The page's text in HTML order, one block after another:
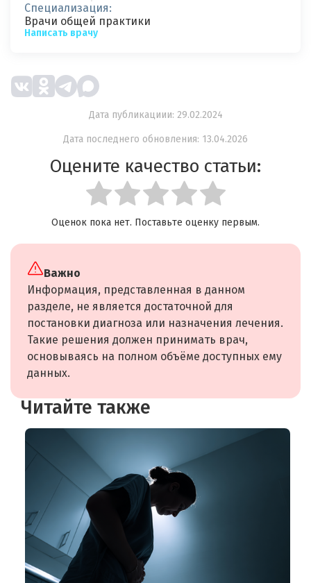
Специализация:
Врачи общей практики
Написать врачу
Дата публикациии: 29.02.2024
Дата последнего обновления: 13.04.2026
Оцените качество статьи:
Оценок пока нет. Поставьте оценку первым.
Важно
Информация, представленная в данном
разделе, не является достаточной для
постановки диагноза или назначения лечения.
Такие решения должен принимать врач,
основываясь на полном объёме доступных ему
данных.
Читайте также